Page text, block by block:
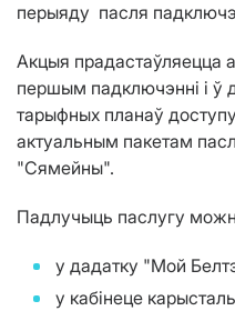
перыяду пасля
Акцыя прадастаўляецца
першым падключэнні і ў
тарыфных планаў
актуальным пакетам
"Сямейны".
Падлучыць паслугу
у дадатку "Мой
у кабінеце